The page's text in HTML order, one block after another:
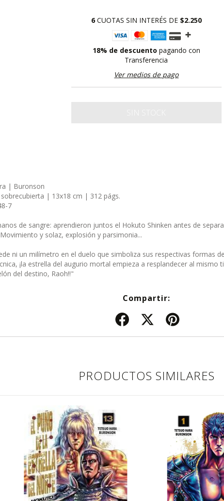
6CUOTAS SIN INTERÉS DE $2.250
18% de descuento pagando con
Transferencia
Ver medios de pago
| Buronson
sobrecubierta | 13x18 cm | 312 págs.
7
de sangre: aprendieron juntos el Hokuto Shinken antes de
y solaz, explosión y parsimonia...
ni un milímetro en el duelo que simboliza sus respectivas formas
¡la estrella del augurio mortal empieza a resplandecer al mismo
del destino, Raoh!!"
Compartir:
PRODUCTOS SIMILARES